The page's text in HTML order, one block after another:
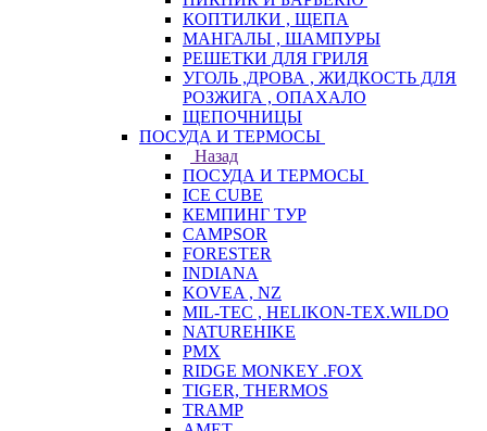
КОПТИЛКИ , ЩЕПА
МАНГАЛЫ , ШАМПУРЫ
РЕШЕТКИ ДЛЯ ГРИЛЯ
УГОЛЬ ,ДРОВА , ЖИДКОСТЬ ДЛЯ
РОЗЖИГА , ОПАХАЛО
ЩЕПОЧНИЦЫ
ПОСУДА И ТЕРМОСЫ
Назад
ПОСУДА И ТЕРМОСЫ
ICE CUBE
КЕМПИНГ ТУР
CAMPSOR
FORESTER
INDIANA
KOVEA , NZ
MIL-TEC , HELIKON-TEX.WILDO
NATUREHIKE
PMX
RIDGE MONKEY .FOX
TIGER, THERMOS
TRAMP